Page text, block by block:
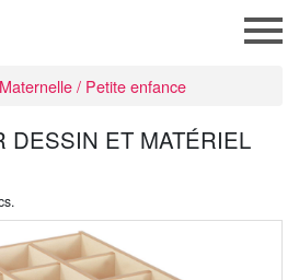
Maternelle / Petite enfance
DESSIN ET MATÉRIEL